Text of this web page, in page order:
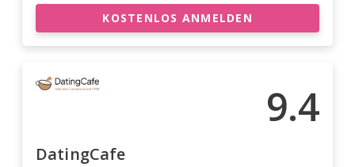
KOSTENLOS ANMELDEN
9.4
DatingCafe